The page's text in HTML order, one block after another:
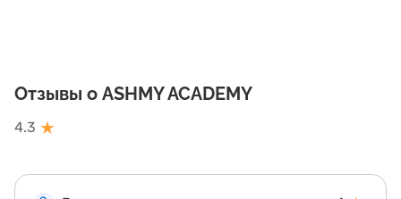
Отзывы о ASHMY ACADEMY
4.3 ★